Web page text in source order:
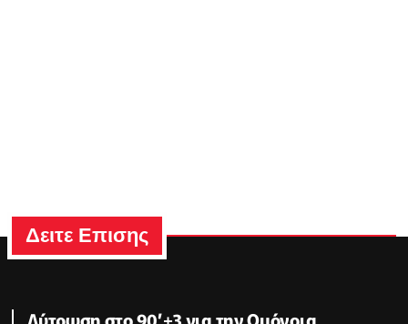
Δειτε Επισης
Λύτρωση στο 90’+3 για την Ομόνοια